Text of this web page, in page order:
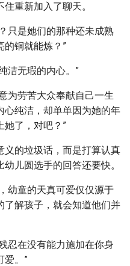
重新加入了聊天。
只是她们的那种还未成熟
的铜就能炼？”
洁无瑕的内心。”
为劳苦大众奉献自己一生
心纯洁，却单单因为她的年
她了，对吧？”
义的垃圾话，而是打算认真
儿圆选手的回答还要快。
幼童的天真可爱仅仅源于
了解孩子，就会知道他们并
忍在没有能力施加在你身
爱。”